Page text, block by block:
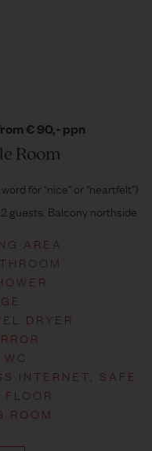
€ 90,- ppn
Room
for "nice" or "heartfelt")
guests. Balcony northside
AREA
DRYER
INTERNET, SAFE
ROOM